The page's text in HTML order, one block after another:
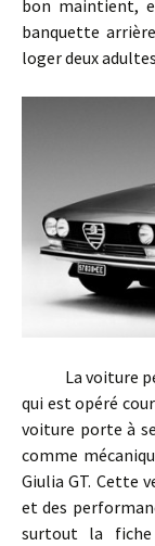
bon maintient,
banquette
loger deux
La voiture
qui est opéré
voiture porte à
comme
Giulia GT. Cette
et des
surtout la fiche